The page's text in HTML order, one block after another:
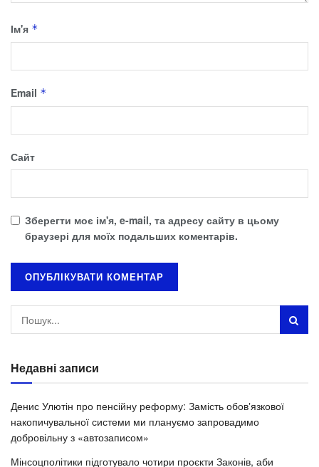
Ім'я *
Email *
Сайт
Зберегти моє ім'я, e-mail, та адресу сайту в цьому
браузері для моїх подальших коментарів.
Недавні записи
Денис Улютін про пенсійну реформу: Замість обовʼязкової
накопичувальної системи ми плануємо запровадимо
добровільну з «автозаписом»
Мінсоцполітики підготувало чотири проєкти Законів, аби